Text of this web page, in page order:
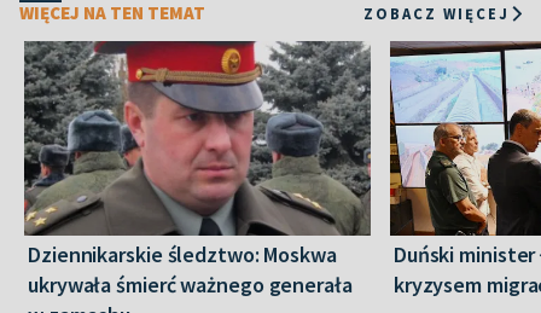
WIĘCEJ NA TEN TEMAT ZOBACZ WIĘCEJ
Dziennikarskie śledztwo: Moskwa
ukrywała śmierć ważnego generała
Duński minister
kryzysem